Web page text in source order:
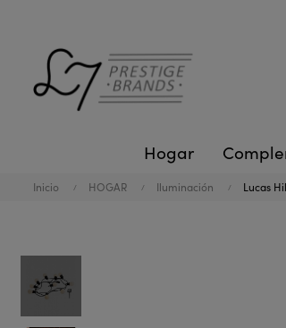
Hogar
Inicio HOGAR Iluminación Lucas